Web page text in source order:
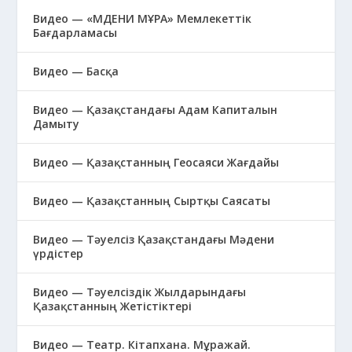
Видео — «МӘДЕНИ МҰРА» Мемлекеттік
Бағдарламасы
Видео — Басқа
Видео — Қазақстандағы Адам Капиталын
Дамыту
Видео — Қазақстанның Геосаяси Жағдайы
Видео — Қазақстанның Сыртқы Саясаты
Видео — Тәуелсіз Қазақстандағы Мәдени
үрдістер
Видео — Тәуелсіздік Жылдарындағы
Қазақстанның Жетістіктері
Видео — Театр. Кітапхана. Мұражай.